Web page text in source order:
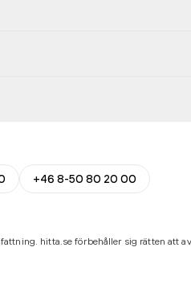
+46 8-50 80 20 00
hitta.se förbehåller sig rätten att